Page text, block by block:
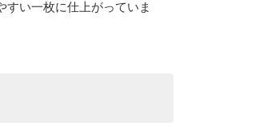
すい一枚に仕上がっていま